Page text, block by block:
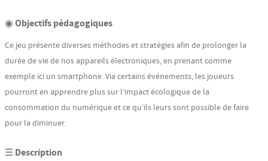
◉ Objectifs pédagogiques
Ce jeu présente diverses méthodes et stratégies afin de prolonger la
durée de vie de nos appareils électroniques, en prenant comme
exemple ici un smartphone. Via certains événements, les joueurs
pourront en apprendre plus sur l’impact écologique de la
consommation du numérique et ce qu’ils leurs sont possible de faire
pour la diminuer.
☰ Description